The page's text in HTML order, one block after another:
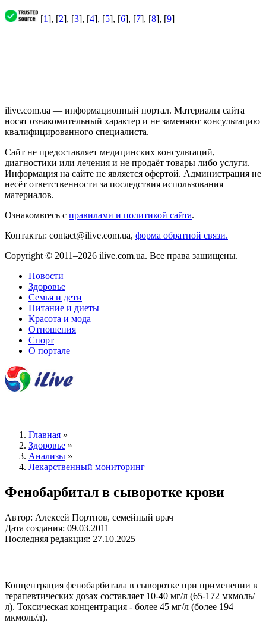
[1], [2], [3], [4], [5], [6], [7], [8], [9]
ilive.com.ua — информационный портал. Материалы сайта
носят ознакомительный характер и не заменяют консультацию
квалифицированного специалиста.
Сайт не предоставляет медицинских консультаций,
диагностики или лечения и не продаёт товары либо услуги.
Информация на сайте не является офертой. Администрация не
несёт ответственности за последствия использования
материалов.
Ознакомьтесь с правилами и политикой сайта.
Контакты: contact@ilive.com.ua, форма обратной связи.
Copyright © 2011–2026 ilive.com.ua. Все права защищены.
Новости
Здоровье
Семья и дети
Питание и диеты
Красота и мода
Отношения
Спорт
О портале
Главная »
Здоровье »
Анализы »
Лекарственный мониторинг
Фенобарбитал в сыворотке крови
Автор: Алексей Портнов, семейный врач
Дата создания: 09.03.2011
Последняя редакция: 27.10.2025
Концентрация фенобарбитала в сыворотке при применении в
терапевтических дозах составляет 10-40 мг/л (65-172 мкмоль/
л). Токсическая концентрация - более 45 мг/л (более 194
мкмоль/л).